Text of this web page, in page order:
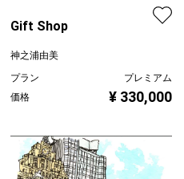
Gift Shop
神之浦由美
プラン
プレミアム
価格
¥ 330,000